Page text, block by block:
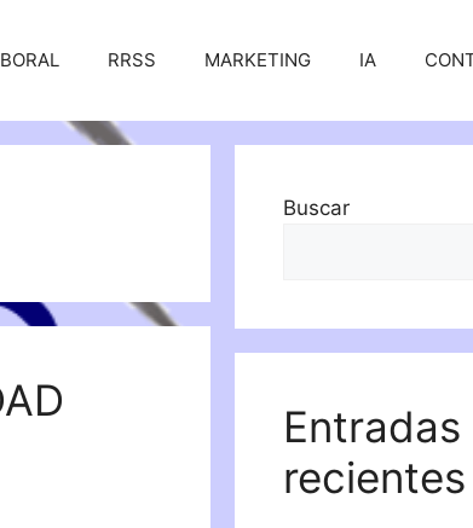
RRSS MARKETING IA
Buscar
Entradas
recientes